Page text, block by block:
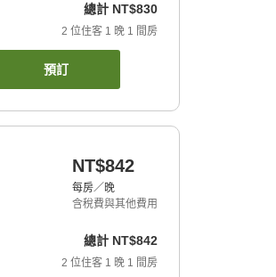
總計 NT$830
2 位住客 1 晚 1 間房
預訂
NT$842
每房／晚
含稅費與其他費用
總計 NT$842
2 位住客 1 晚 1 間房